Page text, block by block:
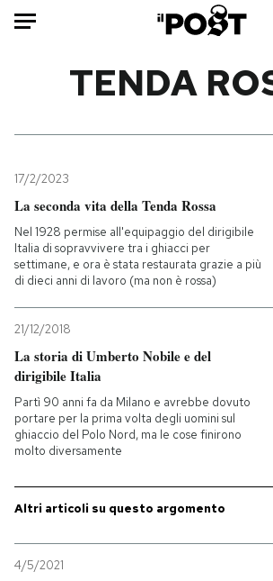
Mondo
Politica
Tecnologia
Internet
Scienza
Cultura
Economia
Sport
Storie/
Europa
PODCAST
NEWSLETTER
I MIEI PREFERITI
TENDA
17/2/2023
La seconda vita della Tenda Rossa
Nel 1928 permise all'equipaggio del dirigibile
Italia di sopravvivere tra i ghiacci per
settimane, e ora è stata restaurata grazie a più
di dieci anni di lavoro (ma non è rossa)
21/12/2018
La storia di Umberto Nobile e del
dirigibile Italia
Partì 90 anni fa da Milano e avrebbe dovuto
portare per la prima volta degli uomini sul
ghiaccio del Polo Nord, ma le cose finirono
molto diversamente
Altri articoli su questo argomento
4/5/2021